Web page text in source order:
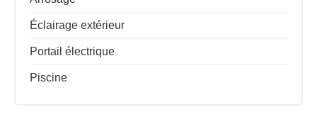
Éclairage extérieur
Portail électrique
Piscine